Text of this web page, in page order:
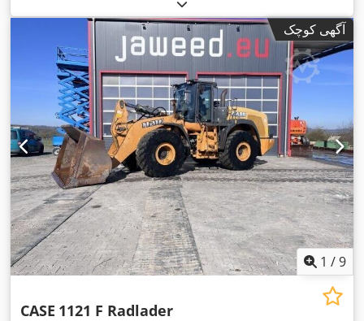
آگهی کوچک
1 /9
CASE 1121 F Radlader